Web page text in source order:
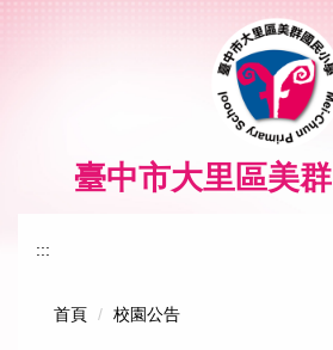
臺中市大里區美
:::
首頁 校園公告